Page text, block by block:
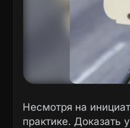
Несмотря на
практике. Доказать